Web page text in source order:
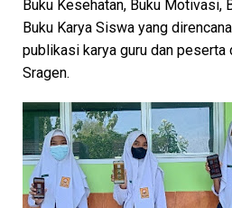
Buku Kesehatan, Buku Motivasi,
Buku Karya Siswa yang
publikasi karya guru dan peserta
Sragen.